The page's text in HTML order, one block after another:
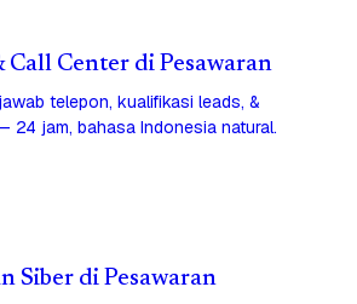
Call Center di Pesawaran
telepon, kualifikasi leads, &
24 jam, bahasa Indonesia natural.
Siber di Pesawaran